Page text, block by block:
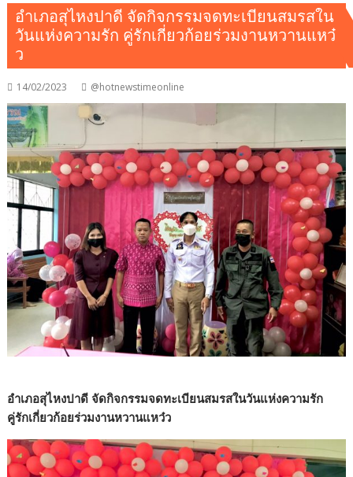
อำเภอสุไหงปาดี จัดกิจกรรมจดทะเบียนสมรสใน
วันแห่งความรัก คู่รักเกี่ยวก้อยร่วมงานหวานแหว๋
ว
14/02/2023 @hotnewstimeonline
อำเภอสุไหงปาดี จัดกิจกรรมจดทะเบียนสมรสในวันแห่งความรัก
คู่รักเกี่ยวก้อยร่วมงานหวานแหว๋ว